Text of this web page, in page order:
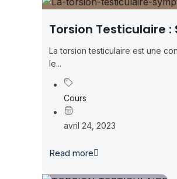
Torsion Testiculaire
La torsion testiculaire est une
le...
Cours
avril 24, 2023
Read more